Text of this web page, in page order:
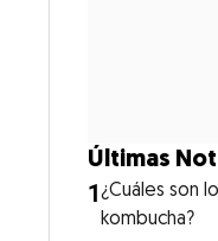
Últimas
1¿Cuáles son
kombucha?